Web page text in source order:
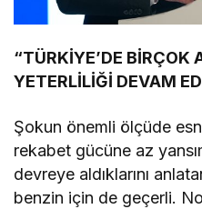
“TÜRKİYE’DE BİRÇOK
YETERLİLİĞİ DEVAM
Şokun önemli ölçüde
rekabet gücüne az
devreye aldıklarını
benzin için de geçerli.